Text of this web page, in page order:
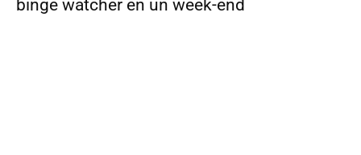
binge watcher en un week-end